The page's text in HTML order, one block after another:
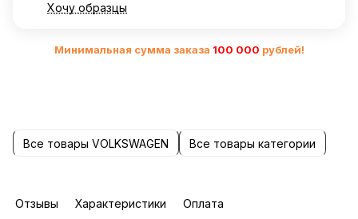
Хочу образцы
Минимальная сумма заказа 100 000 рублей!
Все товары VOLKSWAGEN Все товары категории
Отзывы Характеристики Оплата